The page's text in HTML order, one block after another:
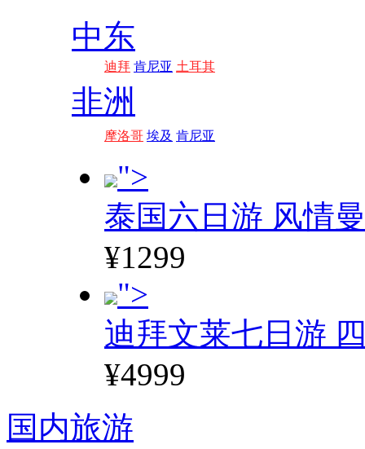
中东
迪拜 肯尼亚 土耳其
非洲
摩洛哥 埃及 肯尼亚
">
泰国六日游 风情
¥1299
">
迪拜文莱七日游
¥4999
国内旅游